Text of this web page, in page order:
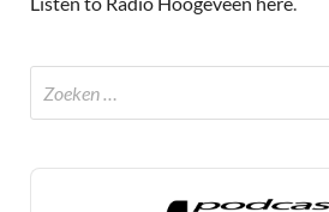
Audio